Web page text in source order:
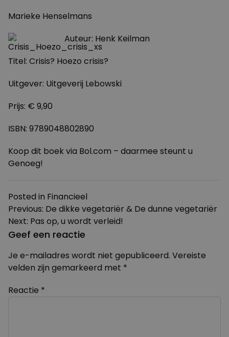
Marieke Henselmans
Auteur: Henk Keilman
Titel: Crisis? Hoezo crisis?
Uitgever: Uitgeverij Lebowski
Prijs: € 9,90
ISBN: 9789048802890
Koop dit boek via Bol.com – daarmee steunt u
Genoeg!
Posted in Financieel
Bericht
navigatie
Previous: De dikke vegetariër & De dunne vegetariër
Next: Pas op, u wordt verleid!
Geef een reactie
Je e-mailadres wordt niet gepubliceerd. Vereiste
velden zijn gemarkeerd met *
Reactie *